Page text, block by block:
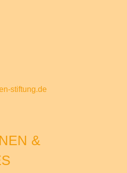
stiftung.de
&